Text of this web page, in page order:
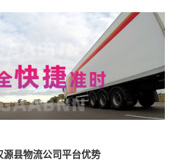
源县物流公司平台优势